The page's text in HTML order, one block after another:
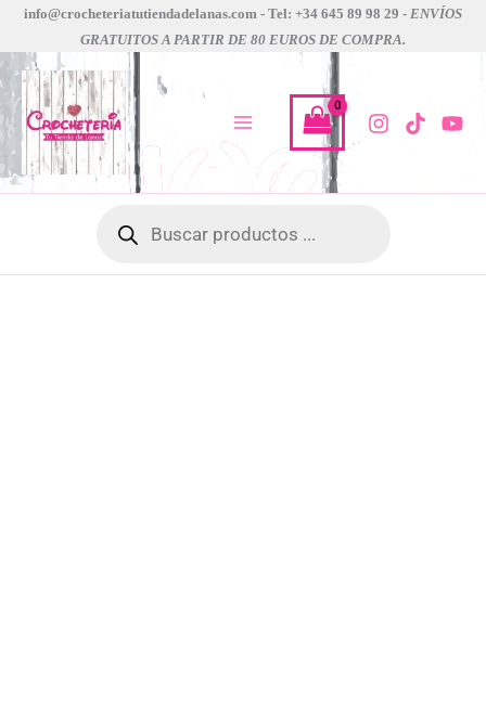
contenido
info@crocheteriatutiendadelanas.com - Tel: +34 645 89 98 29 - ENVÍOS
GRATUITOS A PARTIR DE 80 EUROS DE COMPRA.
productos
CABLES
º
CHIAOGOO
cantidad